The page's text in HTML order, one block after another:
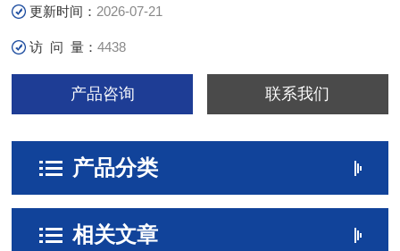
更新时间： 2026-07-21
访 问 量：4438
产品咨询 联系我们
产品分类
相关文章